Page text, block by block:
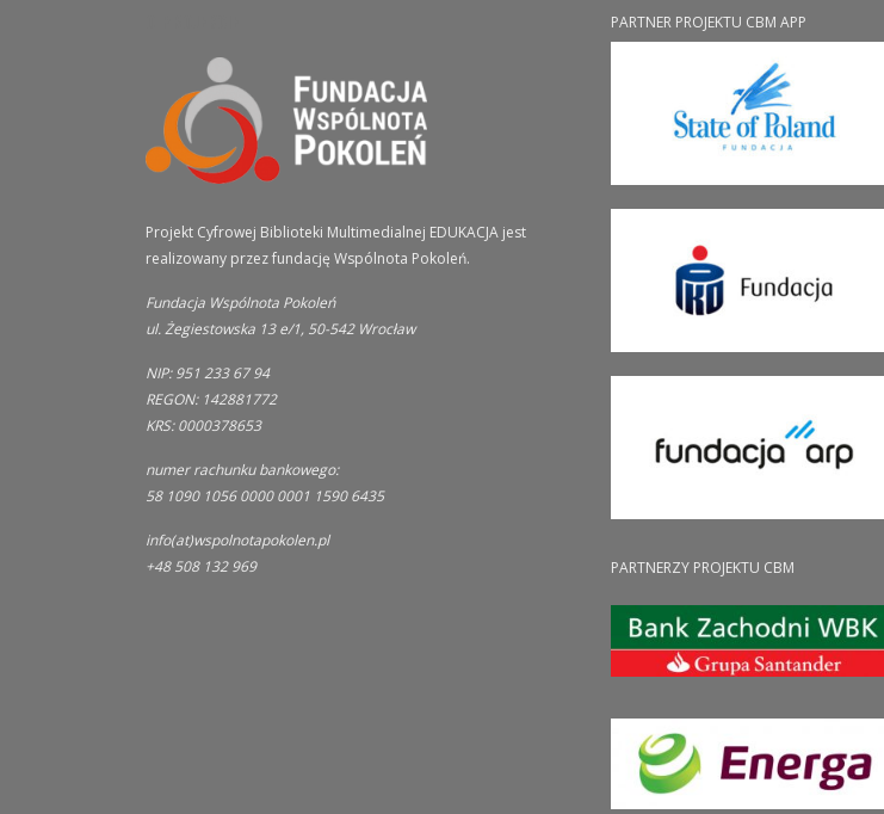
Projekt Cyfrowej Biblioteki Multimedialnej EDUKACJA jest
realizowany przez fundację Wspólnota Pokoleń.
Fundacja Wspólnota Pokoleń
ul. Żegiestowska 13 e/1, 50-542 Wrocław
NIP: 951 233 67 94
REGON: 142881772
KRS: 0000378653
numer rachunku bankowego:
58 1090 1056 0000 0001 1590 6435
info(at)wspolnotapokolen.pl
+48 508 132 969
PARTNER PROJEKTU CBM APP
PARTNERZY PROJEKTU CBM